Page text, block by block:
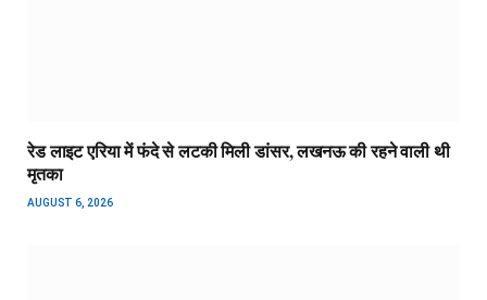
रेड लाइट एरिया में फंदे से लटकी मिली डांसर, लखनऊ की रहने वाली थी
मृतका
AUGUST 6, 2026